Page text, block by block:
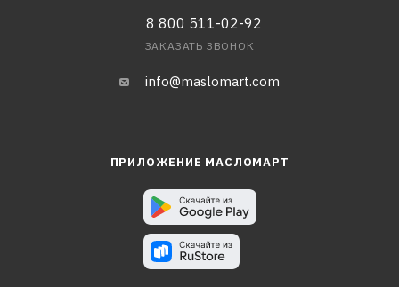
8 800 511-02-92
ЗАКАЗАТЬ ЗВОНОК
info@maslomart.com
ПРИЛОЖЕНИЕ МАСЛОМАРТ